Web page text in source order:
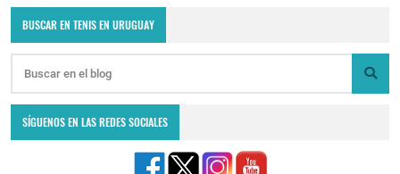
BUSCAR EN TENIS EN URUGUAY
SÍGUENOS EN LAS REDES SOCIALES